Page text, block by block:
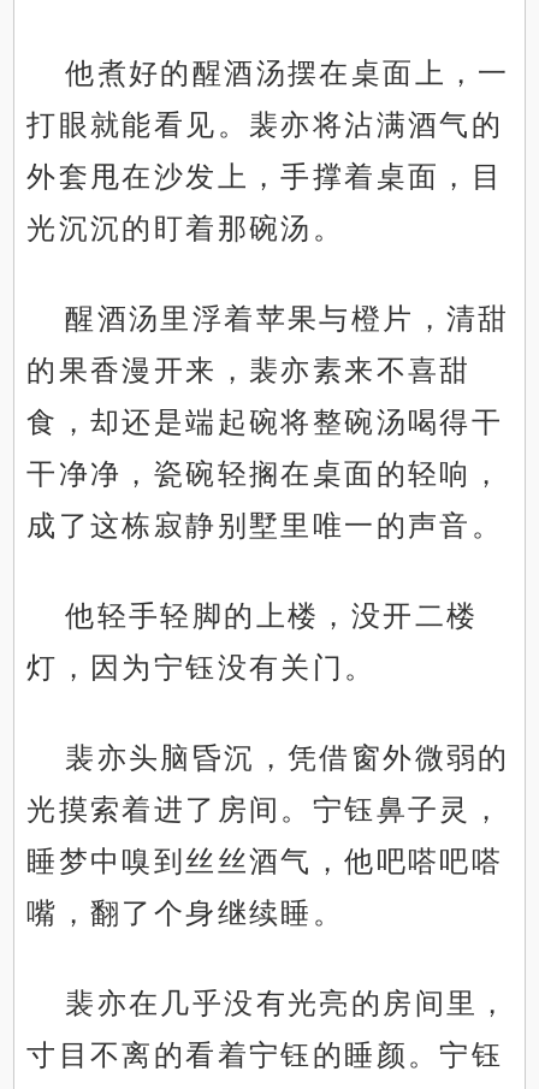
他煮好的醒酒汤摆在桌面上，一
打眼就能看见。裴亦将沾满酒气的
外套甩在沙发上，手撑着桌面，目
光沉沉的盯着那碗汤。
醒酒汤里浮着苹果与橙片，清甜
的果香漫开来，裴亦素来不喜甜
食，却还是端起碗将整碗汤喝得干
干净净，瓷碗轻搁在桌面的轻响，
成了这栋寂静别墅里唯一的声音。
他轻手轻脚的上楼，没开二楼
灯，因为宁钰没有关门。
裴亦头脑昏沉，凭借窗外微弱的
光摸索着进了房间。宁钰鼻子灵，
睡梦中嗅到丝丝酒气，他吧嗒吧嗒
嘴，翻了个身继续睡。
裴亦在几乎没有光亮的房间里，
寸目不离的看着宁钰的睡颜。宁钰